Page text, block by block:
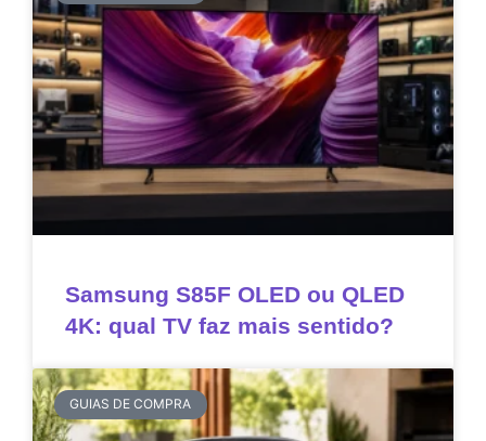
Samsung S85F OLED ou QLED
4K: qual TV faz mais sentido?
GUIAS DE COMPRA